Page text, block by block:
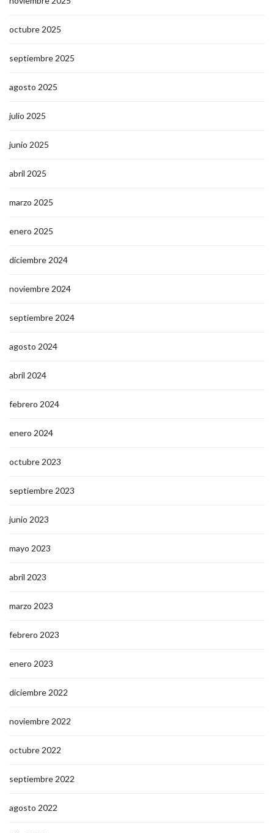
octubre 2025
septiembre 2025
agosto 2025
julio 2025
junio 2025
abril 2025
marzo 2025
enero 2025
diciembre 2024
noviembre 2024
septiembre 2024
agosto 2024
abril 2024
febrero 2024
enero 2024
octubre 2023
septiembre 2023
junio 2023
mayo 2023
abril 2023
marzo 2023
febrero 2023
enero 2023
diciembre 2022
noviembre 2022
octubre 2022
septiembre 2022
agosto 2022